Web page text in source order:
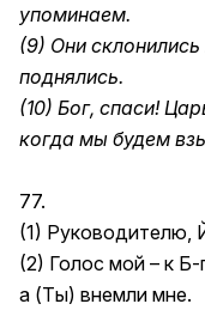
упоминаем.
(9) Они
поднялись.
(10) Бог, спаси!
когда мы будем
77.
(1) Руководителю,
(2) Голос мой – к Б-
а (Ты) внемли мне.